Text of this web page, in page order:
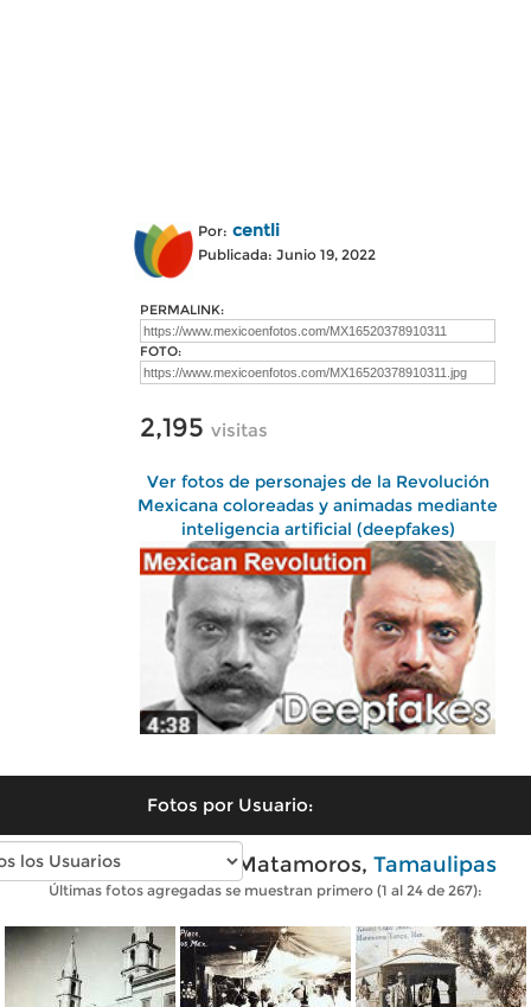
Por: centli
Publicada: Junio 19, 2022
PERMALINK:
FOTO:
2,195 visitas
Ver fotos de personajes de la Revolución
Mexicana coloreadas y animadas mediante
inteligencia artificial (deepfakes)
Fotos por Usuario:
Fotos antiguas de Matamoros, Tamaulipas
Últimas fotos agregadas se muestran primero (1 al 24 de 267):